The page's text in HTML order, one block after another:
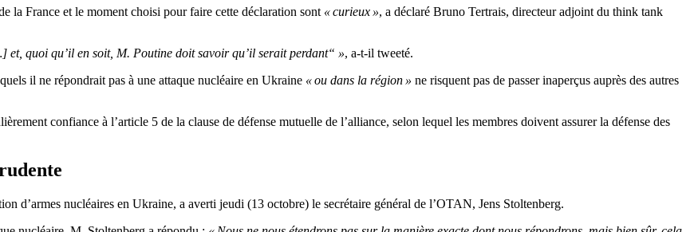
la France et le moment choisi pour faire cette déclaration sont « curieux », a déclaré Bruno Tertrais, directeur adjoint du think tank
quoi qu’il en soit, M. Poutine doit savoir qu’il serait perdant“ », a-t-il tweeté.
il ne répondrait pas à une attaque nucléaire en Ukraine « ou dans la région » ne risquent pas de passer inaperçus auprès des autres
confiance à l’article 5 de la clause de défense mutuelle de l’alliance, selon lequel les membres doivent assurer la défense des
d’armes nucléaires en Ukraine, a averti jeudi (13 octobre) le secrétaire général de l’OTAN, Jens Stoltenberg.